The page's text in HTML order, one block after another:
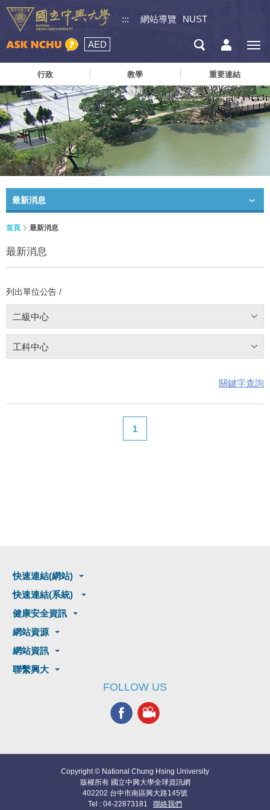
::: 網站導覽 NUST
AED
行政 教學 重要連結
最新消息
首頁 最新消息
最新消息
列出單位公告 /
二級中心
工科中心
關鍵字查詢
1
快速連結(網站)
快速連結(系統)
健康安全資訊
網站資源
網站資訊
聯繫興大
FOLLOW US
Copyright © National Chung Hsing University
版權所有 國立中興大學全球資訊網
402202 台中市南區興大路145號
Tel : 04-22873181 聯絡我們